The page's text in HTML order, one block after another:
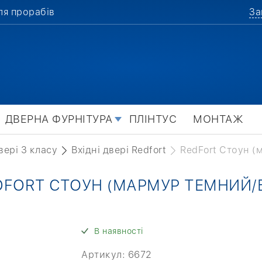
прорабів
ДВЕРНА ФУРНІТУРА ПЛІНТУС МОНТАЖ
3 класу Вхідні двері Redfort RedFort Стоун
СТОУН (МАРМУР
В наявності
Артикул: 6672